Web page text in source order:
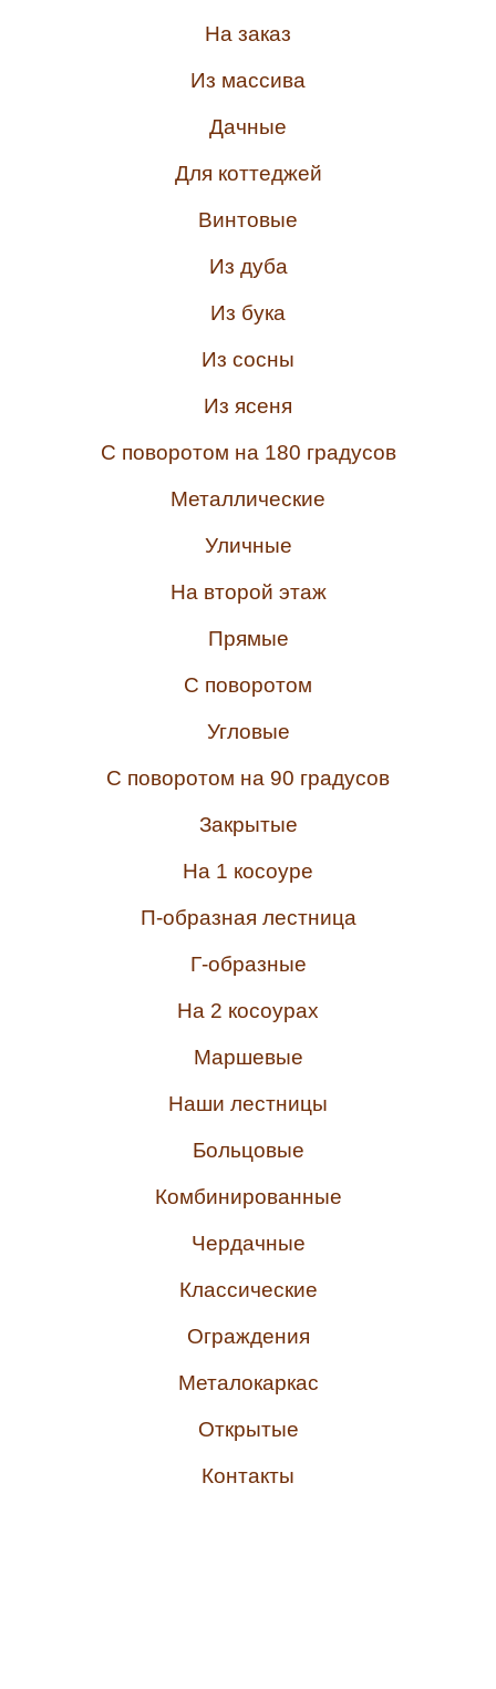
На заказ
Из массива
Дачные
Для коттеджей
Винтовые
Из дуба
Из бука
Из сосны
Из ясеня
С поворотом на 180 градусов
Металлические
Уличные
На второй этаж
Прямые
С поворотом
Угловые
С поворотом на 90 градусов
Закрытые
На 1 косоуре
П-образная лестница
Г-образные
На 2 косоурах
Маршевые
Наши лестницы
Больцовые
Комбинированные
Чердачные
Классические
Ограждения
Металокаркас
Открытые
Контакты